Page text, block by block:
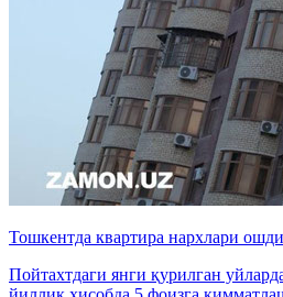
Тошкентда квартира нархлари
Пойтахтдаги янги қурилган